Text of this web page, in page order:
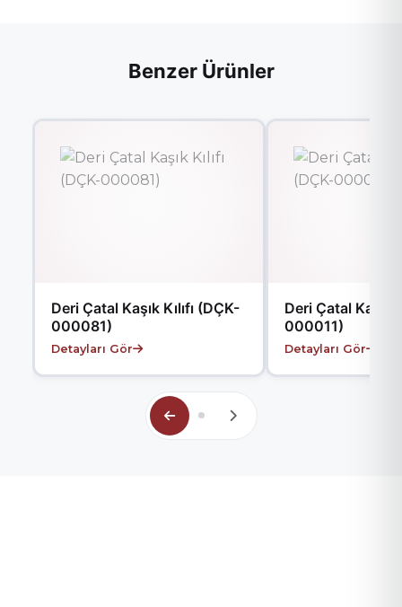
Benzer Ürünler
Deri Çatal Kaşık Kılıfı (DÇK-
000081)
Detayları Gör
Deri Çatal Kaşık
000011)
Detayları Gör